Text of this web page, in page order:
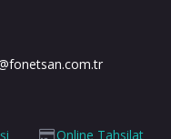
Online Tahsilat